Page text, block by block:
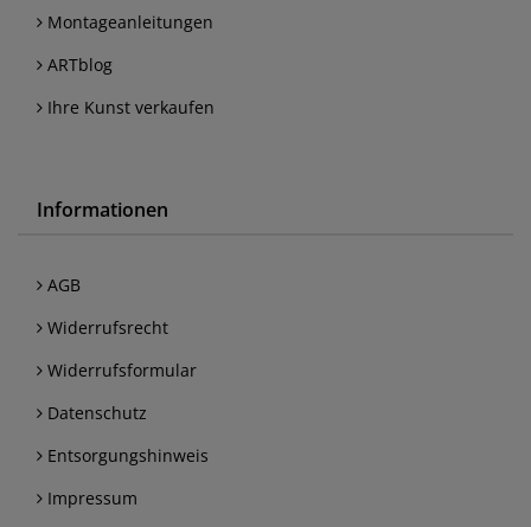
Montageanleitungen
ARTblog
Ihre Kunst verkaufen
Informationen
AGB
Widerrufsrecht
Widerrufsformular
Datenschutz
Entsorgungshinweis
Impressum